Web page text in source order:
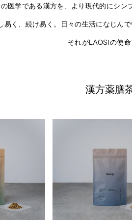
医学である漢方を、より現代的にシン
易く、続け易く。日々の生活になじん
それがLAOSIの使命
漢方薬膳